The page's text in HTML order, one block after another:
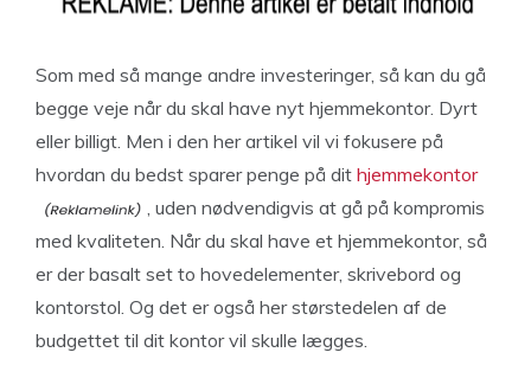
Som med så mange andre investeringer, så kan du gå
begge veje når du skal have nyt hjemmekontor. Dyrt
eller billigt. Men i den her artikel vil vi fokusere på
hvordan du bedst sparer penge på dit hjemmekontor
, uden nødvendigvis at gå på kompromis
med kvaliteten. Når du skal have et hjemmekontor, så
er der basalt set to hovedelementer, skrivebord og
kontorstol. Og det er også her størstedelen af de
budgettet til dit kontor vil skulle lægges.